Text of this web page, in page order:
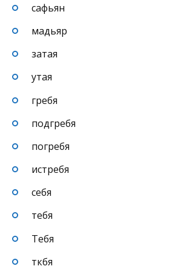
сафьян
мадьяр
затая
утая
гребя
подгребя
погребя
истребя
себя
тебя
Тебя
ткбя